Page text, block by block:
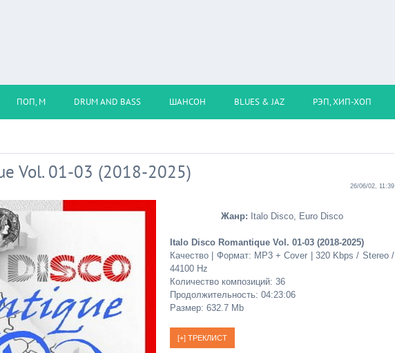
ПОП, М DRUM AND BASS ШАНСОН BLUES & JAZ РЭП, ХИП-ХОП
Vol. 01-03 (2018-2025)
26/06/02, 11:39
Жанр: Italo Disco, Euro Disco
Italo Disco Romantique Vol. 01-03 (2018-2025)
Качество | Формат: MP3 + Cover | 320 Kbps / Stereo /
44100 Hz
Количество композиций: 36
Продолжительность: 04:23:06
Размер: 632.7 Mb